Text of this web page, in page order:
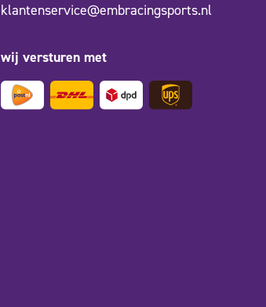
klantenservice@embracingsports.nl
wij versturen met